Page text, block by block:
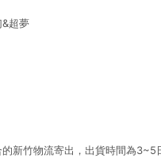
超夢
新竹物流寄出，出貨時間為